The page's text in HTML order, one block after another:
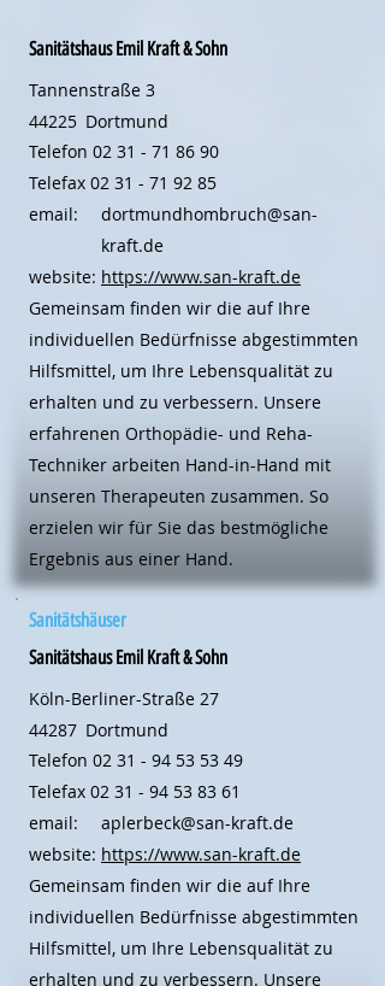
Sanitätshaus Emil Kraft & Sohn
Tannenstraße 3
44225 Dortmund
Telefon 02 31 - 71 86 90
Telefax 02 31 - 71 92 85
email:
website:
dortmundhombruch@san-
kraft.de
https://www.san-kraft.de
Gemeinsam finden wir die auf Ihre
individuellen Bedürfnisse abgestimmten
Hilfsmittel, um Ihre Lebensqualität zu
erhalten und zu verbessern. Unsere
erfahrenen Orthopädie- und Reha-
Techniker arbeiten Hand-in-Hand mit
unseren Therapeuten zusammen. So
erzielen wir für Sie das bestmögliche
Ergebnis aus einer Hand.
Sanitätshäuser
Sanitätshaus Emil Kraft & Sohn
Köln-Berliner-Straße 27
44287 Dortmund
Telefon 02 31 - 94 53 53 49
Telefax 02 31 - 94 53 83 61
email:
website:
aplerbeck@san-kraft.de
https://www.san-kraft.de
Gemeinsam finden wir die auf Ihre
individuellen Bedürfnisse abgestimmten
Hilfsmittel, um Ihre Lebensqualität zu
erhalten und zu verbessern. Unsere